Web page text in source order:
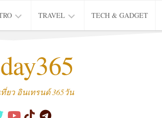
TRAVEL
THAI
TRIP
TECH & GADGET
ยว อินเทรนด์ 365วัน